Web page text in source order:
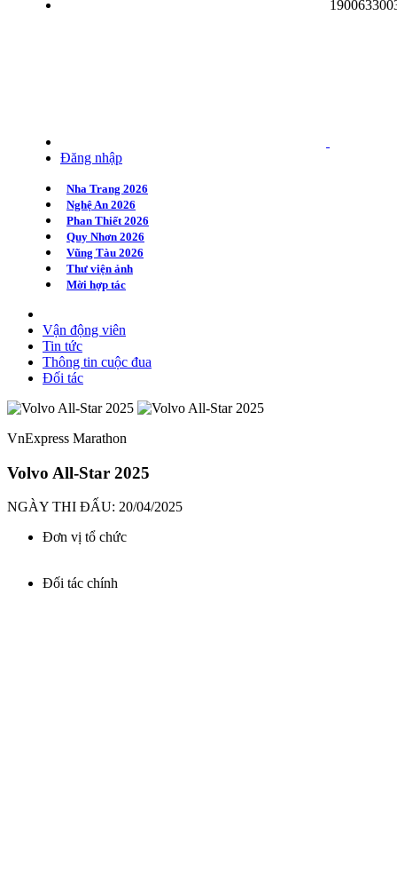
Đăng nhập
Nha Trang 2026
Nghệ An 2026
Phan Thiết 2026
Quy Nhơn 2026
Vũng Tàu 2026
Thư viện ảnh
Mời hợp tác
Vận động viên
Tin tức
Thông tin cuộc đua
Đối tác
VnExpress Marathon
Volvo All-Star 2025
NGÀY THI ĐẤU: 20/04/2025
Đơn vị tổ chức
Đối tác chính